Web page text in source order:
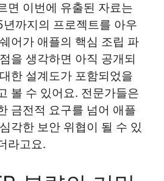
면 이번에 유출된 자료는
까지의 프로젝트를 아우
어가 애플의 핵심 조립 파
을 생각하면 아직 공개되
한 설계도가 포함되었을
볼 수 있어요. 전문가들은
금전적 요구를 넘어 애플
각한 보안 위협이 될 수 있
라고요.